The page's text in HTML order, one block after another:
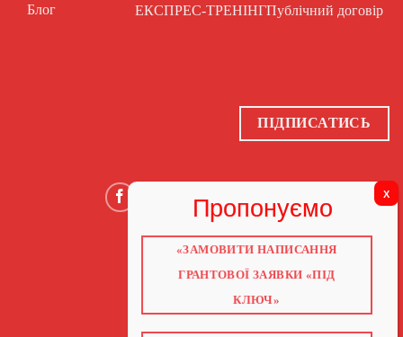
Блог ЕКСПРЕС-ТРЕНІНГПублічний договір
ПІДПИСАТИСЬ
ПРО НАС
ГРАНТИ ЄС
БЛОГ
«ЗАМОВИТИ НАПИСАННЯ
ГРАНТОВОЇ ЗАЯВКИ «ПІД
КЛЮЧ»